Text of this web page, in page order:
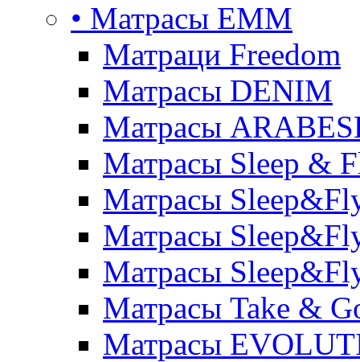
• Матрасы ЕММ
Матраци Freedom
Матрасы DENIM
Матрасы
Матрасы Sleep &
Матрасы
Матрасы
Матрасы
Матрасы Take &
Матрасы